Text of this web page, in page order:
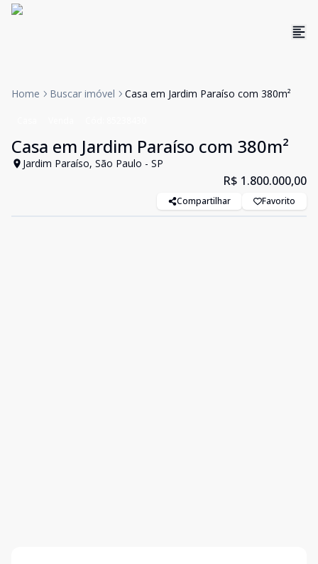
Home Buscar imóvel Casa em Jardim Paraíso com 380m²
Casa em Jardim Paraíso com 380m²
Jardim Paraíso, São Paulo - SP
R$ 1.800.000,00
Compartilhar Favorito